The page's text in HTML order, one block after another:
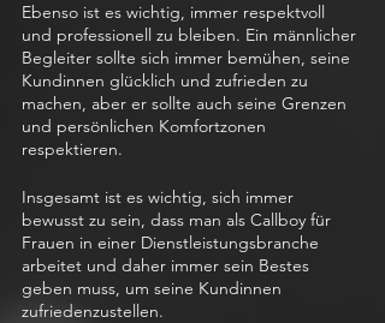
Ebenso ist es wichtig, immer respektvoll
und professionell zu bleiben. Ein männlicher
Begleiter sollte sich immer bemühen, seine
Kundinnen glücklich und zufrieden zu
machen, aber er sollte auch seine Grenzen
und persönlichen Komfortzonen
respektieren.
Insgesamt ist es wichtig, sich immer
bewusst zu sein, dass man als Callboy für
Frauen in einer Dienstleistungsbranche
arbeitet und daher immer sein Bestes
geben muss, um seine Kundinnen
zufriedenzustellen.